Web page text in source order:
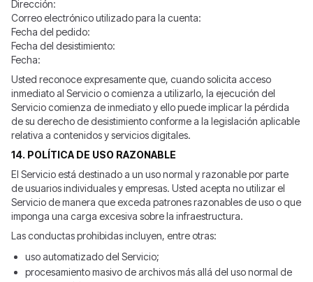
Dirección:
Correo electrónico utilizado para la cuenta:
Fecha del pedido:
Fecha del desistimiento:
Fecha:
Usted reconoce expresamente que, cuando solicita acceso
inmediato al Servicio o comienza a utilizarlo, la ejecución del
Servicio comienza de inmediato y ello puede implicar la pérdida
de su derecho de desistimiento conforme a la legislación aplicable
relativa a contenidos y servicios digitales.
14. POLÍTICA DE USO RAZONABLE
El Servicio está destinado a un uso normal y razonable por parte
de usuarios individuales y empresas. Usted acepta no utilizar el
Servicio de manera que exceda patrones razonables de uso o que
imponga una carga excesiva sobre la infraestructura.
Las conductas prohibidas incluyen, entre otras:
uso automatizado del Servicio;
procesamiento masivo de archivos más allá del uso normal de